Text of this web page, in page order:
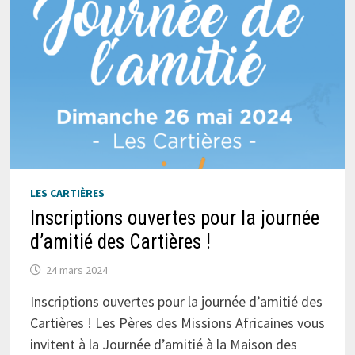
LES CARTIÈRES
Inscriptions ouvertes pour la journée
d’amitié des Cartières !
24 mars 2024
Inscriptions ouvertes pour la journée d’amitié des
Cartières ! Les Pères des Missions Africaines vous
invitent à la Journée d’amitié à la Maison des